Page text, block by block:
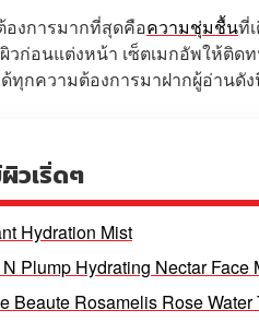
งการมากที่สุดคือความชุ่มชื้นที่
วก่อนแต่งหน้า เซ็ตเมกอัพให้ติ
ด้ทุกความต้องการมาฝากผู้อ่านดั
วเริ่ดๆ
Hydration Mist
Plump Hydrating Nectar Face
Beaute Rosamelis Rose Water